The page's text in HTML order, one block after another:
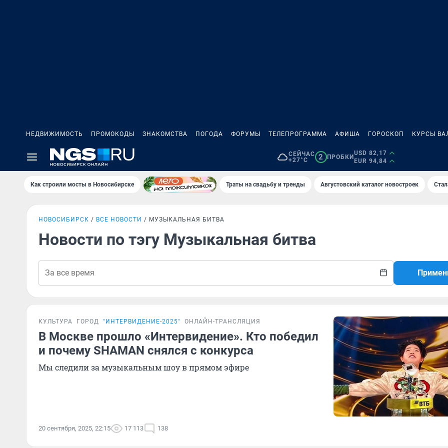
НЕДВИЖИМОСТЬ ПРОМОКОДЫ ЗНАКОМСТВА ПОГОДА ФОРУМЫ ТЕЛЕПРОГРАММА АФИША ГОРОСКОП КУРСЫ
СЕЙЧАС
+27°C
2 ПРОБКИ
USD 82,17
EUR 94,84
Как строили мосты в Новосибирске Траты на свадьбу и тренды Августовский каталог новостроек
НОВОСИБИРСК ВСЕ НОВОСТИ МУЗЫКАЛЬНАЯ БИТВА
Новости по тэгу Музыкальная битва
КУЛЬТУРА ГОРОД "ИНТЕРВИДЕНИЕ-2025" ОНЛАЙН-ТРАНСЛЯЦИЯ
В Москве прошло «Интервидение». Кто победил
и почему SHAMAN снялся с конкурса
Мы следили за музыкальным шоу в прямом эфире
20 сентября, 2025, 22:15 17 113 138